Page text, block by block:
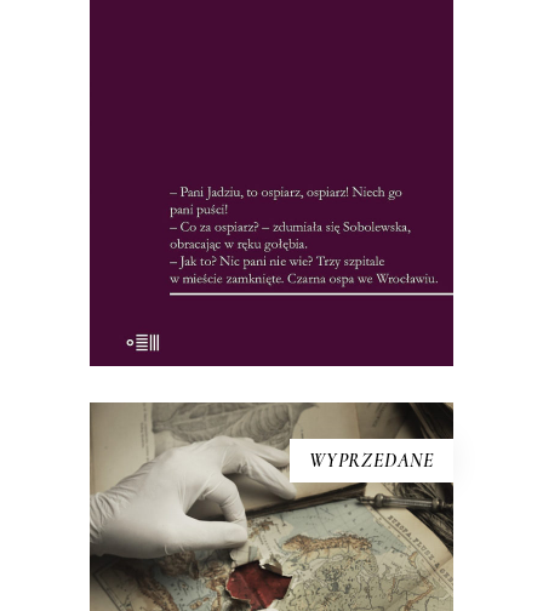
czasach, gdy większość lekarzy […]
39.00zł 19.50zł
KSIĄŻKA DO KOSZYKA
WYPRZEDANE
[EBOOK] Kamil Bałuk –
WSZYSTKIE DZIECI LOUISA
Ta historia zelektryzowała Holandię, ale